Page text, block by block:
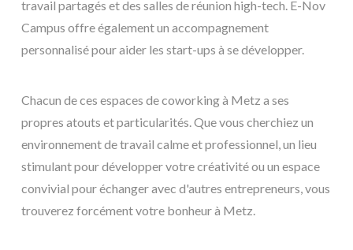
travail partagés et des salles de réunion high-tech. E-Nov
Campus offre également un accompagnement
personnalisé pour aider les start-ups à se développer.
Chacun de ces espaces de coworking à Metz a ses
propres atouts et particularités. Que vous cherchiez un
environnement de travail calme et professionnel, un lieu
stimulant pour développer votre créativité ou un espace
convivial pour échanger avec d'autres entrepreneurs, vous
trouverez forcément votre bonheur à Metz.